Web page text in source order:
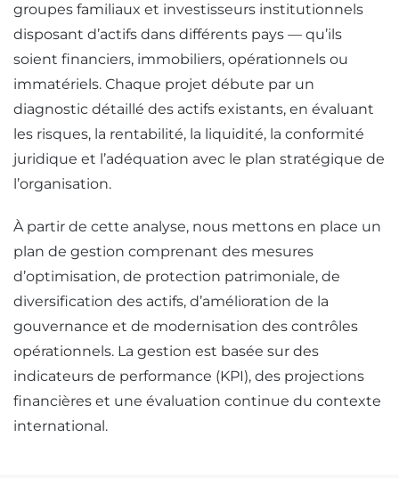
groupes familiaux et investisseurs institutionnels
disposant d’actifs dans différents pays — qu’ils
soient financiers, immobiliers, opérationnels ou
immatériels. Chaque projet débute par un
diagnostic détaillé des actifs existants, en évaluant
les risques, la rentabilité, la liquidité, la conformité
juridique et l’adéquation avec le plan stratégique de
l’organisation.
À partir de cette analyse, nous mettons en place un
plan de gestion comprenant des mesures
d’optimisation, de protection patrimoniale, de
diversification des actifs, d’amélioration de la
gouvernance et de modernisation des contrôles
opérationnels. La gestion est basée sur des
indicateurs de performance (KPI), des projections
financières et une évaluation continue du contexte
international.